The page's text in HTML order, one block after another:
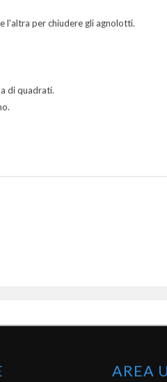
l'altra per chiudere gli agnolotti.
di quadrati.
AREA